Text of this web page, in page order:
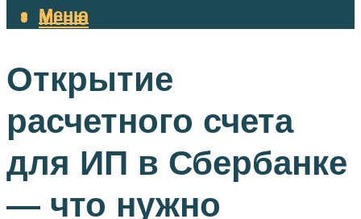
Меню
Меню
Открытие
расчетного счета
для ИП в Сбербанке
— что нужно